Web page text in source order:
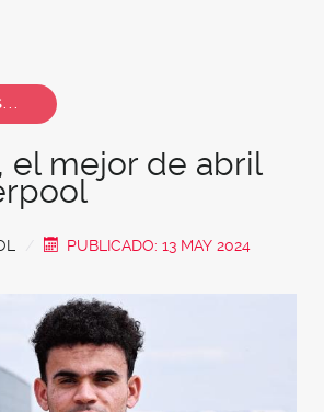
el mejor de abril
PUBLICADO: 13 MAY 2024